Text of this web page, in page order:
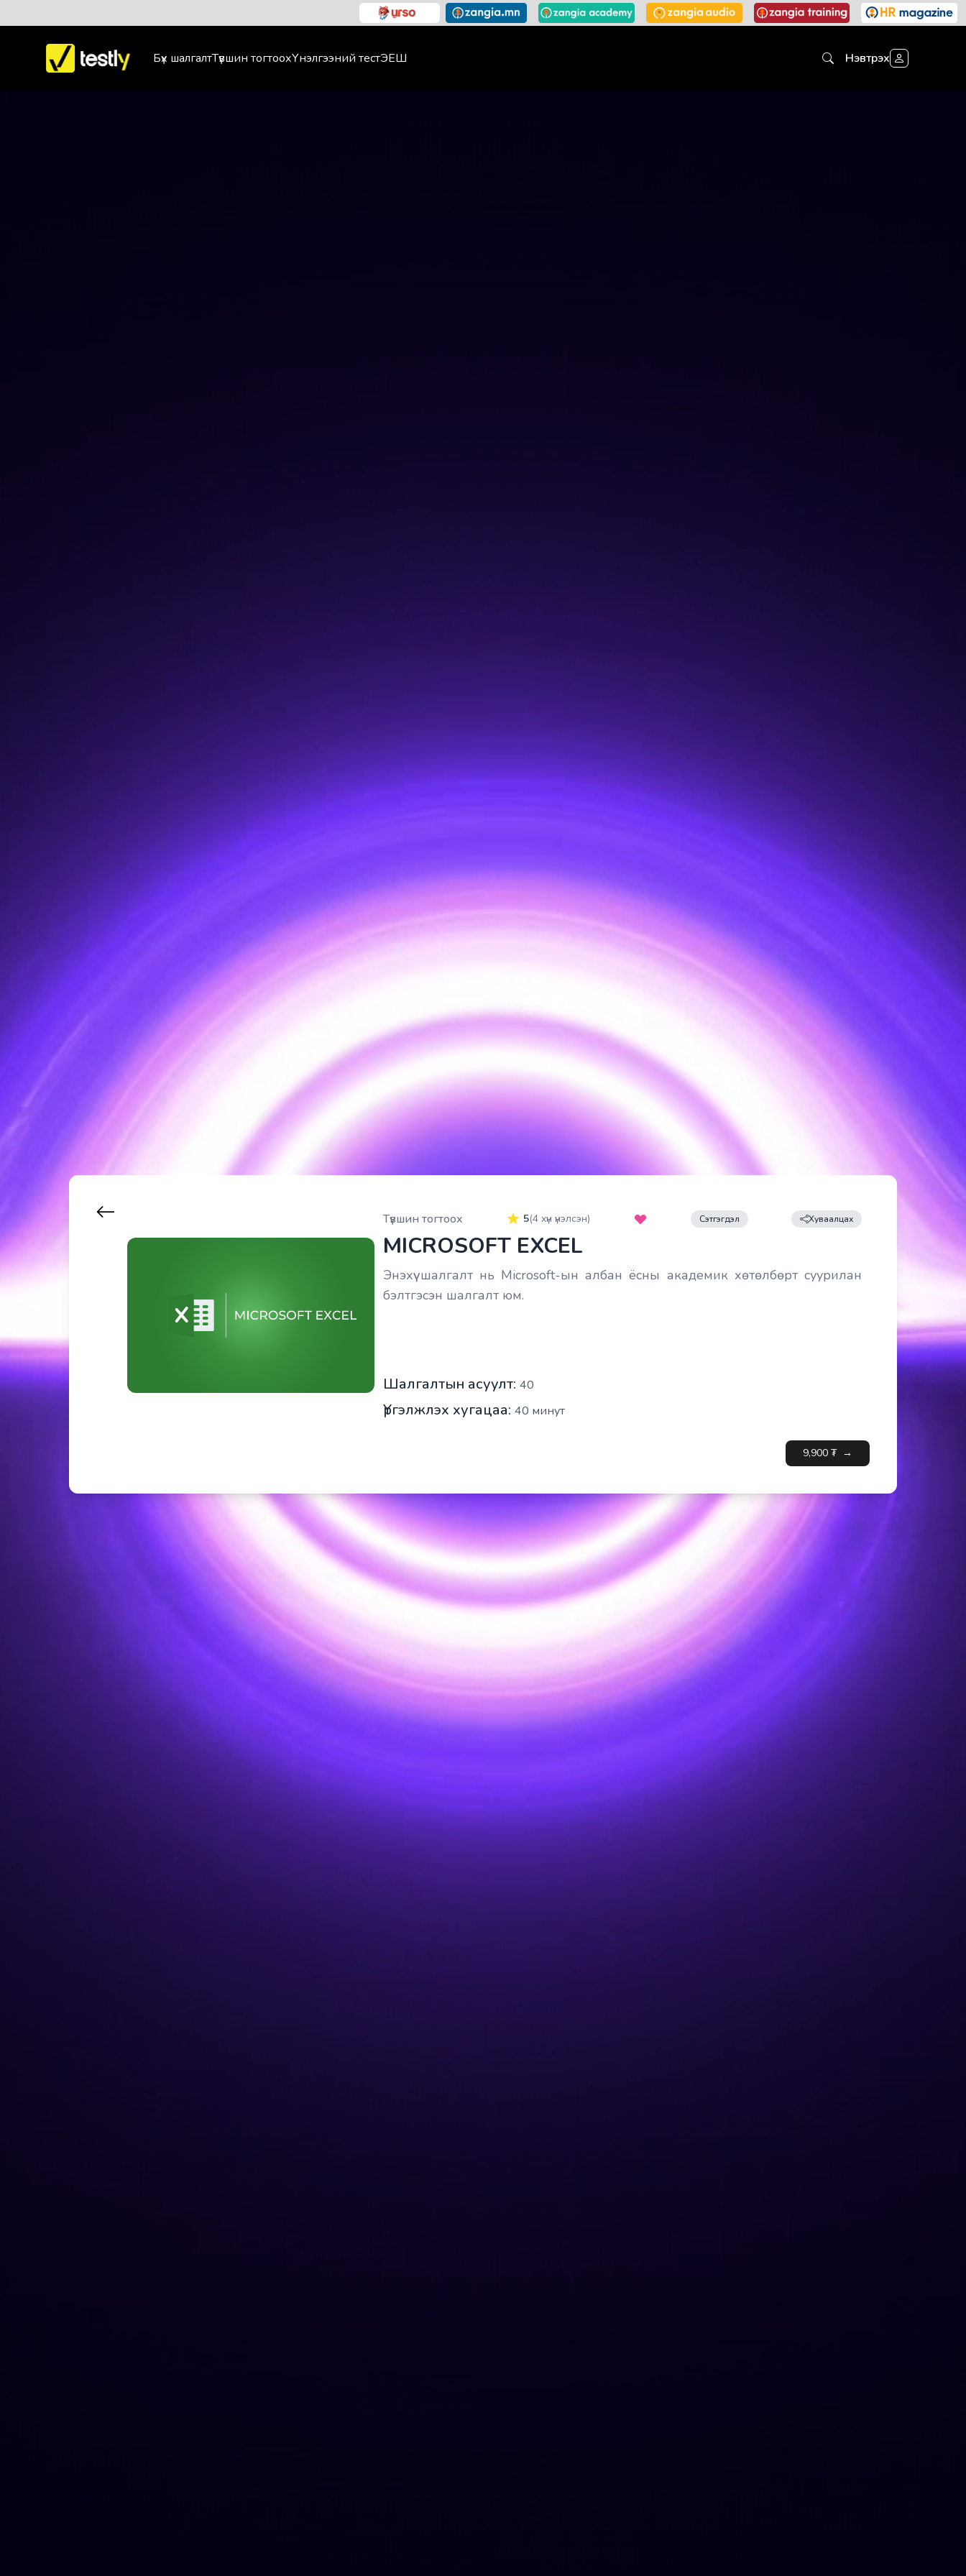
Бүх шалгалтТүвшин тогтоохҮнэлгээний тестЭЕШ Нэвтрэх
Түвшин тогтоох 5(4 хүн үнэлсэн) Сэтгэгдэл Хуваалцах
MICROSOFT EXCEL
Энэхүү шалгалт нь Microsoft-ын албан ёсны академик хөтөлбөрт суурилан
бэлтгэсэн шалгалт юм.
Шалгалтын асуулт: 40
Үргэлжлэх хугацаа: 40 минут
9,900 ₮ →